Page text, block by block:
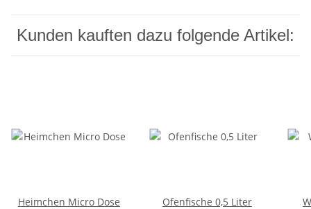
Kunden kauften dazu folgende Artikel:
Heimchen Micro Dose Ofenfische 0,5 Liter